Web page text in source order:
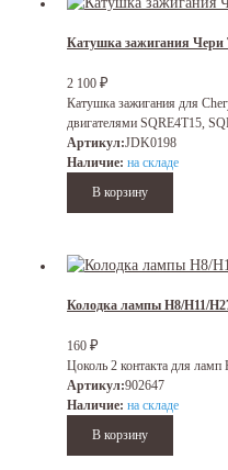
Катушка зажигания Чери
2 100 ₽
Катушка зажигания для
двигателями SQRE4T15,
Артикул:JDK0198
Наличие: на складе
Колодка лампы H8/H11/
160 ₽
Цоколь 2 контакта для ламп
Артикул:902647
Наличие: на складе